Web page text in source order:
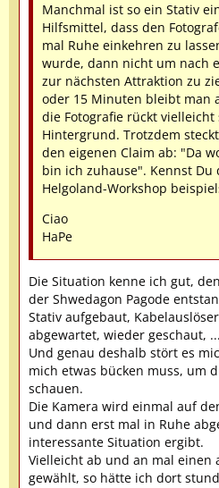
Manchmal ist so ein Stativ
Hilfsmittel, dass den
mal Ruhe einkehren zu
wurde, dann nicht um nach
zur nächsten Attraktion zu
oder 15 Minuten bleibt man
die Fotografie rückt vielleicht
Hintergrund. Trotzdem
den eigenen Claim ab: "Da
bin ich zuhause". Kennst Du
Helgoland-Workshop
Ciao
HaPe
Die Situation kenne ich gut,
der Shwedagon Pagode
Stativ aufgebaut,
abgewartet, wieder geschaut, ...
Und genau deshalb stört es
mich etwas bücken muss, um
schauen.
Die Kamera wird einmal auf
und dann erst mal in Ruhe
interessante Situation ergibt.
Vielleicht ab und an mal einen
gewählt, so hätte ich dort